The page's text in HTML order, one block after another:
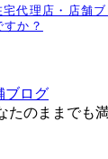
宅代理店・店舗
か？
ブログ
たのままでも